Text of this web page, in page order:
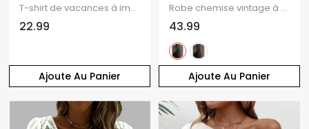
Ajoute Au Panier
T-shirt de vacances à imprimé feuilles colorées, col en V et manches lanternes
22.99
Ajoute Au Panier
Robe chemise vintage à carreaux, poche avant, ceinture fendue
43.99